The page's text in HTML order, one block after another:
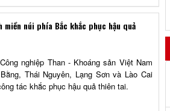
núi phía Bắc khắc phục hậu quả
nghiệp Than - Khoáng sản Việt Nam
Thái Nguyên, Lạng Sơn và Lào Cai
tác khắc phục hậu quả thiên tai.